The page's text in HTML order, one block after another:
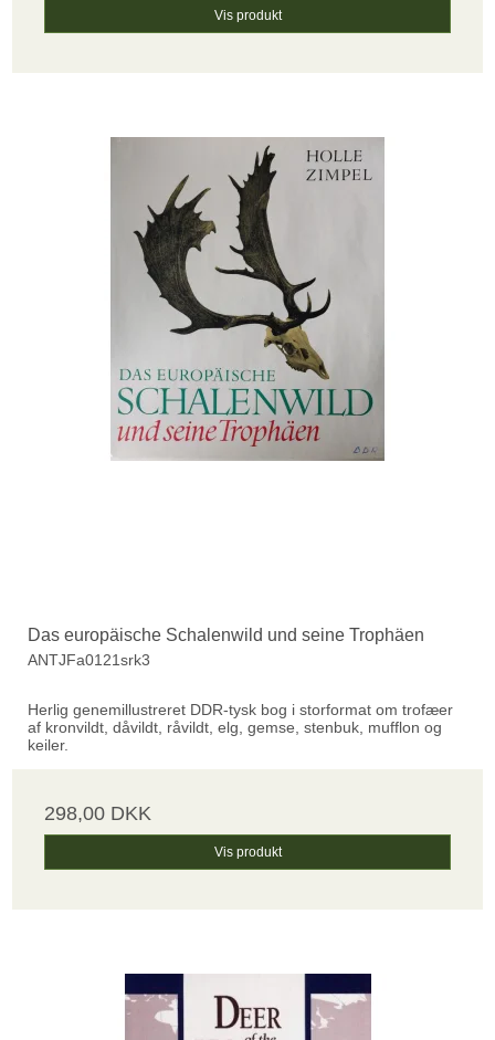
Vis produkt
Das europäische Schalenwild und seine Trophäen
ANTJFa0121srk3
Herlig genemillustreret DDR-tysk bog i storformat om trofæer
af kronvildt, dåvildt, råvildt, elg, gemse, stenbuk, mufflon og
keiler.
298,00 DKK
Vis produkt